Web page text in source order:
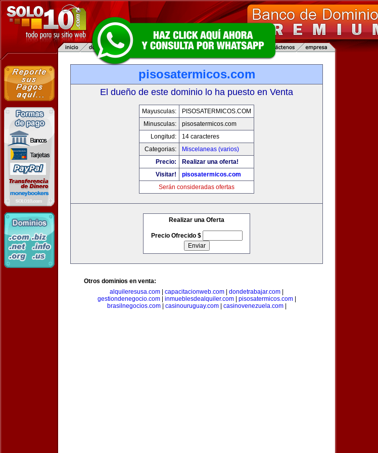
pisosatermicos.com
El dueño de este dominio lo ha puesto en Venta
Mayusculas:
PISOSATERMICOS.COM
Minusculas:
pisosatermicos.com
Longitud:
14 caracteres
Categorias:
Miscelaneas (varios)
Precio:
Realizar una oferta!
Visitar!
pisosatermicos.com
Serán consideradas ofertas
Realizar una Oferta
Precio Ofrecido $
Otros dominios en venta:
alquileresusa.com
capacitacionweb.com dondetrabajar.com
gestiondenegocio.com| inmueblesdealquiler.com| pisosatermicos.com|
brasilnegocios.com| casinouruguay.com| casinovenezuela.com|